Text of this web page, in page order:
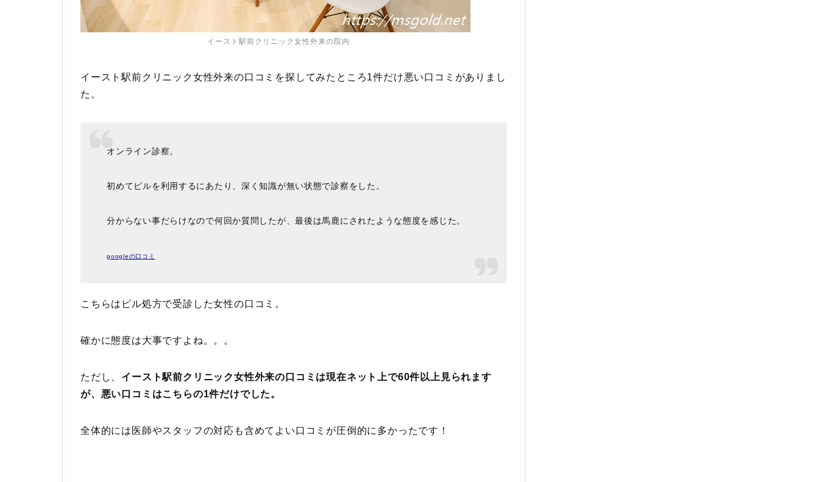
イースト駅前クリニック女性外来の院内
イースト駅前クリニック女性外来の口コミを探してみたところ1件だけ悪い口コミがありまし
た。
オンライン診察。
初めてピルを利用するにあたり、深く知識が無い状態で診察をした。
分からない事だらけなので何回か質問したが、最後は馬鹿にされたような態度を感じた。
googleの口コミ
こちらはピル処方で受診した女性の口コミ。
確かに態度は大事ですよね。。。
ただし、 イースト駅前クリニック女性外来の口コミは現在ネット上で60件以上見られます
が、悪い口コミはこちらの1件だけでした。
全体的には医師やスタッフの対応も含めてよい口コミが圧倒的に多かったです！